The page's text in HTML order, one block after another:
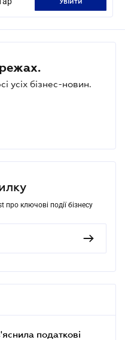
усіх бізнес-новин.
ключові події бізнесу
податкові